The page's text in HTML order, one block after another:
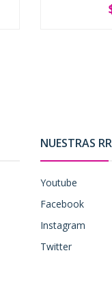
NUESTRAS
Youtube
Facebook
Instagram
Twitter